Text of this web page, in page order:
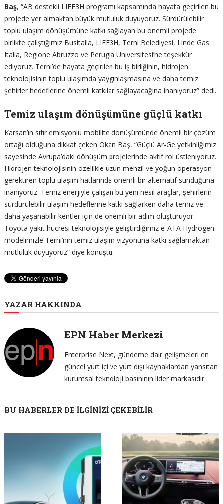
Baş, “AB destekli LIFE3H programı kapsamında hayata geçirilen bu
projede yer almaktan büyük mutluluk duyuyoruz. Sürdürülebilir
toplu ulaşım dönüşümüne katkı sağlayan bu önemli projede
birlikte çalıştığımız Busitalia, LIFE3H, Terni Belediyesi, Linde Gas
Italia, Regione Abruzzo ve Perugia Üniversitesi’ne teşekkür
ediyoruz. Terni’de hayata geçirilen bu iş birliğinin, hidrojen
teknolojisinin toplu ulaşımda yaygınlaşmasına ve daha temiz
şehirler hedeflerine önemli katkılar sağlayacağına inanıyoruz” dedi.
Temiz ulaşım dönüşümüne güçlü katkı
Karsan’ın sıfır emisyonlu mobilite dönüşümünde önemli bir çözüm
ortağı olduğuna dikkat çeken Okan Baş, “Güçlü Ar-Ge yetkinliğimiz
sayesinde Avrupa’daki dönüşüm projelerinde aktif rol üstleniyoruz.
Hidrojen teknolojisinin özellikle uzun menzil ve yoğun operasyon
gerektiren toplu ulaşım hatlarında önemli bir alternatif sunduğuna
inanıyoruz. Temiz enerjiyle çalışan bu yeni nesil araçlar, şehirlerin
sürdürülebilir ulaşım hedeflerine katkı sağlarken daha temiz ve
daha yaşanabilir kentler için de önemli bir adım oluşturuyor.
Toyota yakıt hücresi teknolojisiyle geliştirdiğimiz e-ATA Hydrogen
modelimizle Terni’nin temiz ulaşım vizyonuna katkı sağlamaktan
mutluluk duyuyoruz” diye konuştu.
YAZAR HAKKINDA
EPN Haber Merkezi
Enterprise Next, gündeme dair gelişmeleri en
güncel yurt içi ve yurt dışı kaynaklardan yansıtan
kurumsal teknoloji basınının lider markasıdır.
BU HABERLER DE İLGINIZI ÇEKEBILIR